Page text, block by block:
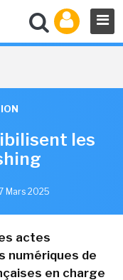
les
Mars 2025
actes
numériques de
en charge